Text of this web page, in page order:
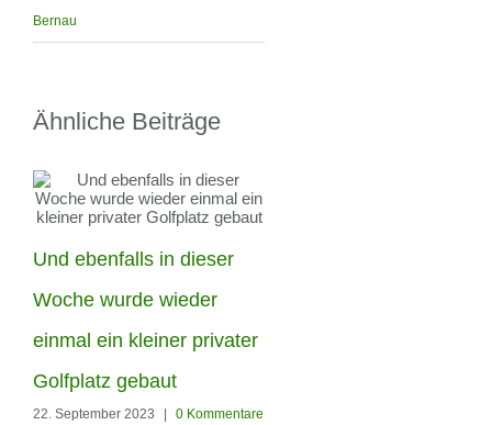
Bernau
Ähnliche Beiträge
Und ebenfalls in dieser
Woche wurde wieder
einmal ein kleiner privater
Golfplatz gebaut
22. September 2023 0 Kommentare